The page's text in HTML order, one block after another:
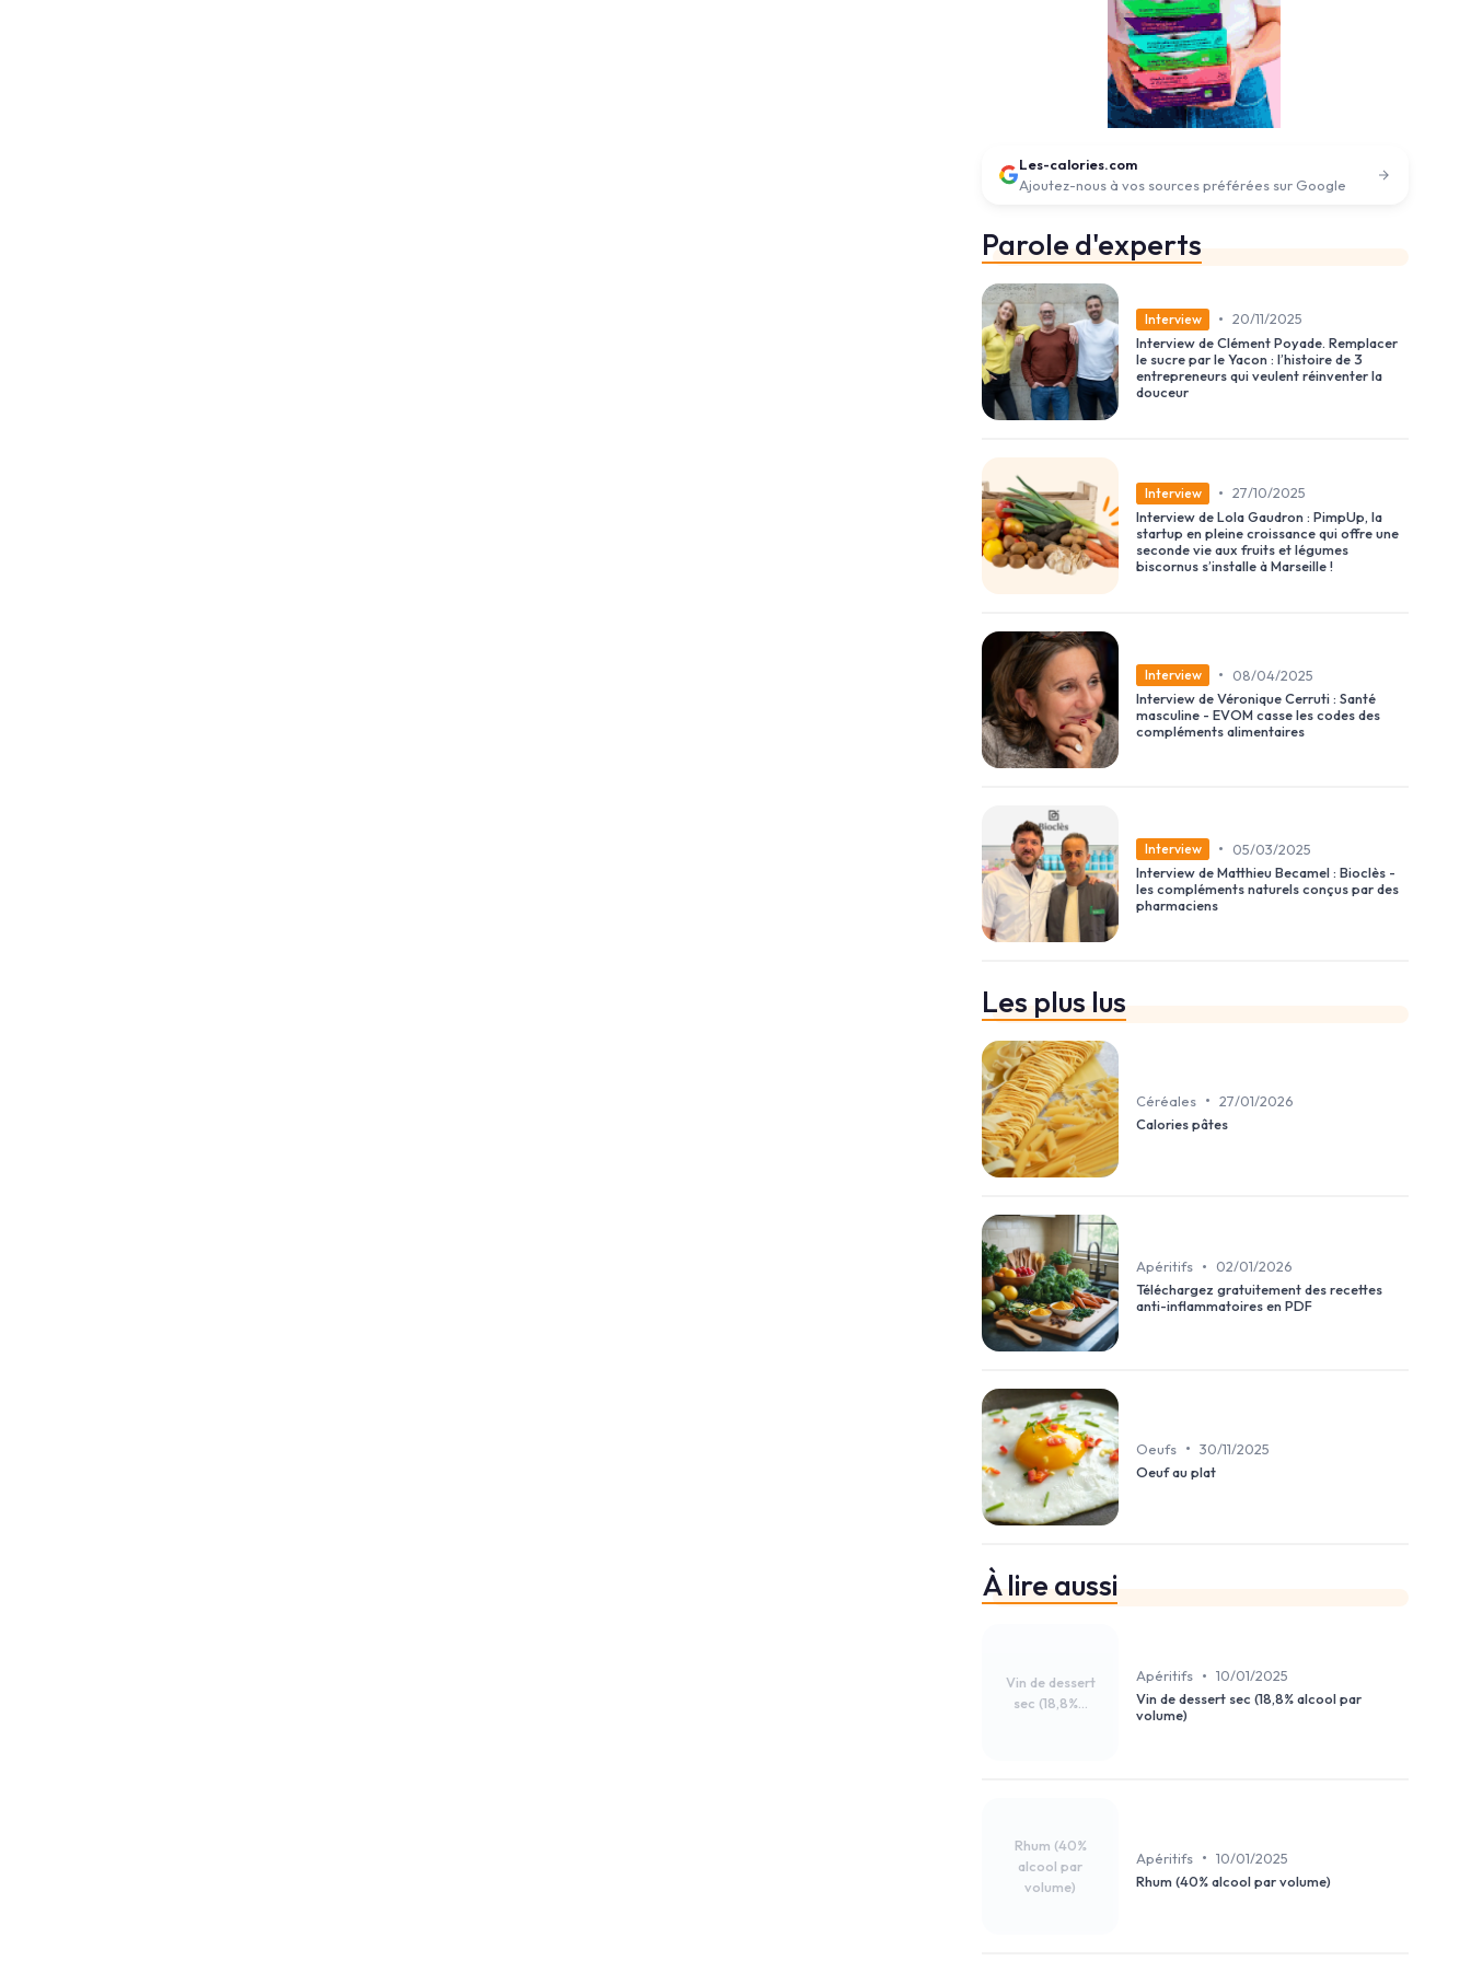
Les-calories.com
Ajoutez-nous à vos sources préférées sur Google
Parole d'experts
Interview • 20/11/2025
Interview de Clément Poyade. Remplacer
le sucre par le Yacon : l’histoire de 3
entrepreneurs qui veulent réinventer la
douceur
Interview • 27/10/2025
Interview de Lola Gaudron : PimpUp, la
startup en pleine croissance qui offre une
seconde vie aux fruits et légumes
biscornus s’installe à Marseille !
Interview •
08/04/2025
Interview de Véronique Cerruti : Santé
masculine - EVOM casse les codes des
compléments alimentaires
Interview •
05/03/2025
Interview de Matthieu Becamel : Bioclès -
les compléments naturels conçus par des
pharmaciens
Les plus lus
Céréales • 27/01/2026
Calories pâtes
Apéritifs •
02/01/2026
Téléchargez gratuitement des recettes
anti-inflammatoires en PDF
Oeufs • 30/11/2025
Oeuf au plat
À lire aussi
Vin de dessert
sec (18,8%...
Apéritifs • 10/01/2025
Vin de dessert sec (18,8% alcool par
volume)
Rhum (40%
alcool par
volume)
Apéritifs • 10/01/2025
Rhum (40% alcool par volume)